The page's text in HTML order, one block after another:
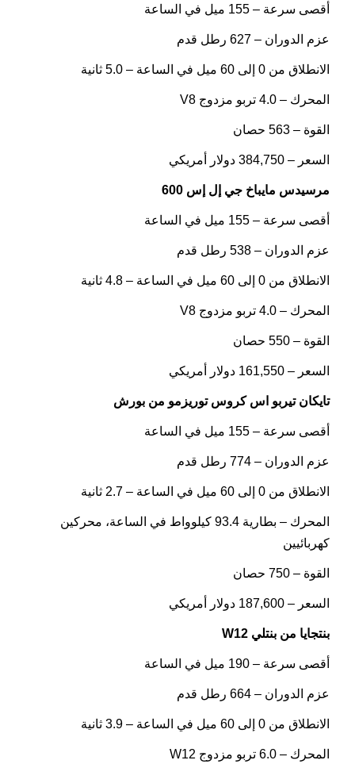
أقصى سرعة – 155 ميل في الساعة
عزم الدوران – 627 رطل قدم
الانطلاق من 0 إلى 60 ميل في الساعة – 5.0 ثانية
المحرك – 4.0 تربو مزدوج V8
القوة – 563 حصان
السعر – 384,750 دولار أمريكي
مرسيدس مايباخ جي إل إس 600
أقصى سرعة – 155 ميل في الساعة
عزم الدوران – 538 رطل قدم
الانطلاق من 0 إلى 60 ميل في الساعة – 4.8 ثانية
المحرك – 4.0 تربو مزدوج V8
القوة – 550 حصان
السعر – 161,550 دولار أمريكي
تايكان تيربو اس كروس توريزمو من بورش
أقصى سرعة – 155 ميل في الساعة
عزم الدوران – 774 رطل قدم
الانطلاق من 0 إلى 60 ميل في الساعة – 2.7 ثانية
المحرك – بطارية 93.4 كيلوواط في الساعة، محركين
كهربائيين
القوة – 750 حصان
السعر – 187,600 دولار أمريكي
بنتجايا من بنتلي W12
أقصى سرعة – 190 ميل في الساعة
عزم الدوران – 664 رطل قدم
الانطلاق من 0 إلى 60 ميل في الساعة – 3.9 ثانية
المحرك – 6.0 تربو مزدوج W12